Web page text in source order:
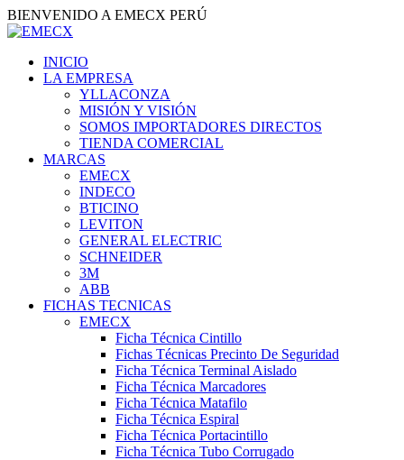
BIENVENIDO A EMECX PERÚ
INICIO
LA EMPRESA
YLLACONZA
MISIÓN Y VISIÓN
SOMOS IMPORTADORES DIRECTOS
TIENDA COMERCIAL
MARCAS
EMECX
INDECO
BTICINO
LEVITON
GENERAL ELECTRIC
SCHNEIDER
3M
ABB
FICHAS TECNICAS
EMECX
Ficha Técnica Cintillo
Fichas Técnicas Precinto De Seguridad
Ficha Técnica Terminal Aislado
Ficha Técnica Marcadores
Ficha Técnica Matafilo
Ficha Técnica Espiral
Ficha Técnica Portacintillo
Ficha Técnica Tubo Corrugado